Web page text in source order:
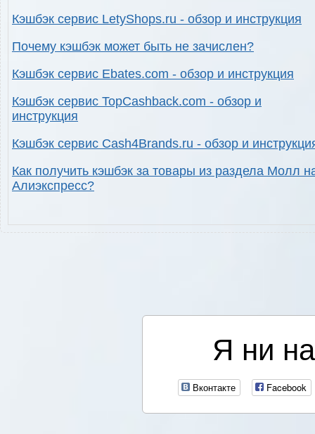
Кэшбэк сервис LetyShops.ru - обзор и инструкция
Почему кэшбэк может быть не зачислен?
Кэшбэк сервис Ebates.com - обзор и инструкция
Кэшбэк сервис TopCashback.com - обзор и
инструкция
Кэшбэк сервис Cash4Brands.ru - обзор и
Как получить кэшбэк за товары из раздела Молл
Алиэкспресс?
Я ни
Вконтакте Facebook